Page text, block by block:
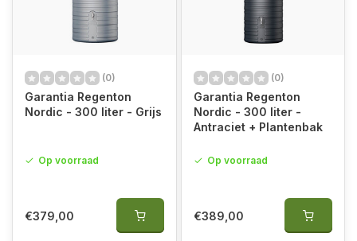
(0)
Garantia Regenton
Nordic - 300 liter - Grijs
Op voorraad
€379,00
(0)
Garantia Regenton
Nordic - 300 liter -
Antraciet + Plantenbak
Op voorraad
€389,00